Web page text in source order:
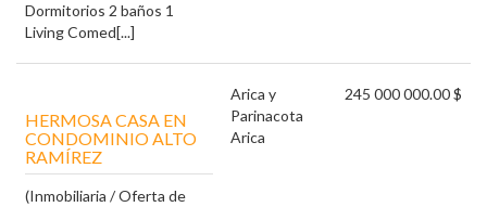
Dormitorios 2 baños 1
Living Comed[...]
HERMOSA CASA EN
CONDOMINIO ALTO
RAMÍREZ
(Inmobiliaria / Oferta de
Arica y
Parinacota
Arica
245 000 000.00 $